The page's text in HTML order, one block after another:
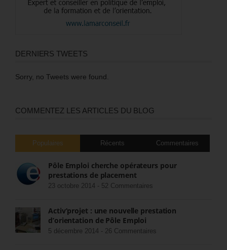
DERNIERS TWEETS
Sorry, no Tweets were found.
COMMENTEZ LES ARTICLES DU BLOG
Populaires Récents Commentaires
Pôle Emploi cherche opérateurs pour
prestations de placement
23 octobre 2014 - 52 Commentaires
Activ’projet : une nouvelle prestation
d’orientation de Pôle Emploi
5 décembre 2014 - 26 Commentaires